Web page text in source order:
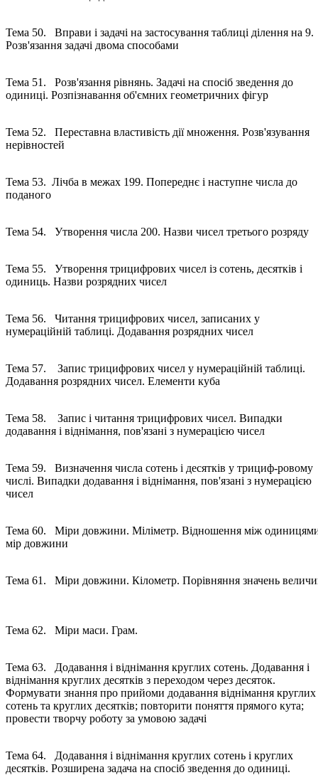
Тема 50. Вправи і задачі на застосування таблиці ділення на 9.
Розв'язання задачі двома способами
Тема 51. Розв'язання рівнянь. Задачі на спосіб зведення до
одиниці. Розпізнавання об'ємних геометричних фігур
Тема 52. Переставна властивість дії множення. Розв'язування
нерівностей
Тема 53. Лічба в межах 199. Попереднє і наступне числа до
поданого
Тема 54. Утворення числа 200. Назви чисел третього
Тема 55. Утворення трицифрових чисел із сотень, десятків і
одиниць. Назви розрядних чисел
Тема 56. Читання трицифрових чисел, записаних у
нумераційній таблиці. Додавання розрядних чисел
Тема 57. Запис трицифрових чисел у нумераційній таблиці.
Додавання розрядних чисел. Елементи куба
Тема 58. Запис і читання трицифрових чисел. Випадки
додавання і віднімання, пов'язані з нумерацією чисел
Тема 59. Визначення числа сотень і десятків у трициф-ровому
числі. Випадки додавання і віднімання, пов'язані з нумерацією
чисел
Тема 60. Міри довжини. Міліметр. Відношення між
мір довжини
Тема 61. Міри довжини. Кілометр. Порівняння значень
Тема 62. Міри маси. Грам.
Тема 63. Додавання і віднімання круглих сотень. Додавання і
віднімання круглих десятків з переходом через десяток.
Формувати знання про прийоми додавання віднімання круглих
сотень та круглих десятків; повторити поняття прямого кута;
провести творчу роботу за умовою задачі
Тема 64. Додавання і віднімання круглих сотень і круглих
десятків. Розширена задача на спосіб зведення до одиниці.